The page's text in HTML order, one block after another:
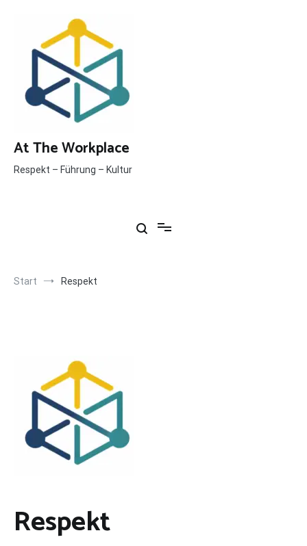
At The Workplace
Respekt – Führung – Kultur
Start Respekt
Respekt